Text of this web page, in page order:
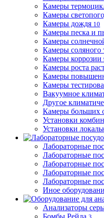
Камеры
Камеры
Камеры дождя 10
Камеры песка и
Камеры
Камеры соляного
Камеры коррозии
Камеры роста
Камеры
Камеры
Вакуумное
Другое
Камеры больших
Установки
Установки
Лабораторные
Лабораторные
Лабораторные
Лабораторные
Лабораторные
Иное
Анализаторы
Бомбы Рейда